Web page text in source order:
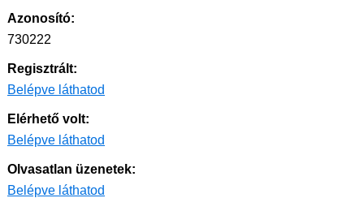
Azonosító:
730222
Regisztrált:
Belépve láthatod
Elérhető volt:
Belépve láthatod
Olvasatlan üzenetek:
Belépve láthatod